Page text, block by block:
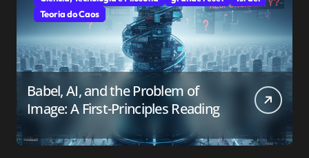
Teoria do Caos
Babel, AI, and the Problem of
Image: A First-Principles Reading